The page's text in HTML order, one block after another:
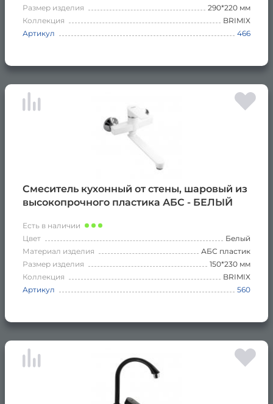
Размер изделия
290*220 мм
Коллекция
BRIMIX
Артикул
466
Смеситель кухонный от стены, шаровый из
высокопрочного пластика АБС - БЕЛЫЙ
Есть в наличии
Цвет
Белый
Материал изделия
АБС пластик
Размер изделия
150*230 мм
Коллекция
BRIMIX
Артикул
560